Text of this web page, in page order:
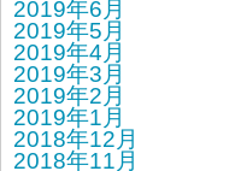
2019年6月
2019年5月
2019年4月
2019年3月
2019年2月
2019年1月
2018年12月
2018年11月